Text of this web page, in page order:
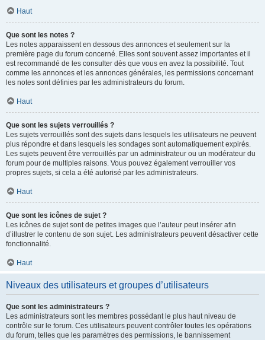
Haut
Que sont les notes ?
Les notes apparaissent en dessous des annonces et seulement sur la
première page du forum concerné. Elles sont souvent assez importantes et il
est recommandé de les consulter dès que vous en avez la possibilité. Tout
comme les annonces et les annonces générales, les permissions concernant
les notes sont définies par les administrateurs du forum.
Haut
Que sont les sujets verrouillés ?
Les sujets verrouillés sont des sujets dans lesquels les utilisateurs ne peuvent
plus répondre et dans lesquels les sondages sont automatiquement expirés.
Les sujets peuvent être verrouillés par un administrateur ou un modérateur du
forum pour de multiples raisons. Vous pouvez également verrouiller vos
propres sujets, si cela a été autorisé par les administrateurs.
Haut
Que sont les icônes de sujet ?
Les icônes de sujet sont de petites images que l’auteur peut insérer afin
d’illustrer le contenu de son sujet. Les administrateurs peuvent désactiver cette
fonctionnalité.
Haut
Niveaux des utilisateurs et groupes d’utilisateurs
Que sont les administrateurs ?
Les administrateurs sont les membres possédant le plus haut niveau de
contrôle sur le forum. Ces utilisateurs peuvent contrôler toutes les opérations
du forum, telles que les paramètres des permissions, le bannissement